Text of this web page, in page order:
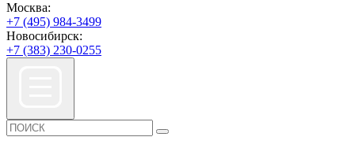
Москва:
+7 (495) 984-3499
Новосибирск:
+7 (383) 230-0255